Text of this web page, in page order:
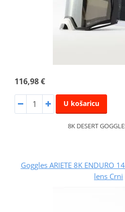
116,98 €
U košaricu
8K DESERT
Goggles ARIETE 8K ENDURO
lens Crni